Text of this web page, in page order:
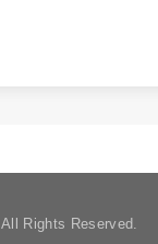
All Rights Reserved.